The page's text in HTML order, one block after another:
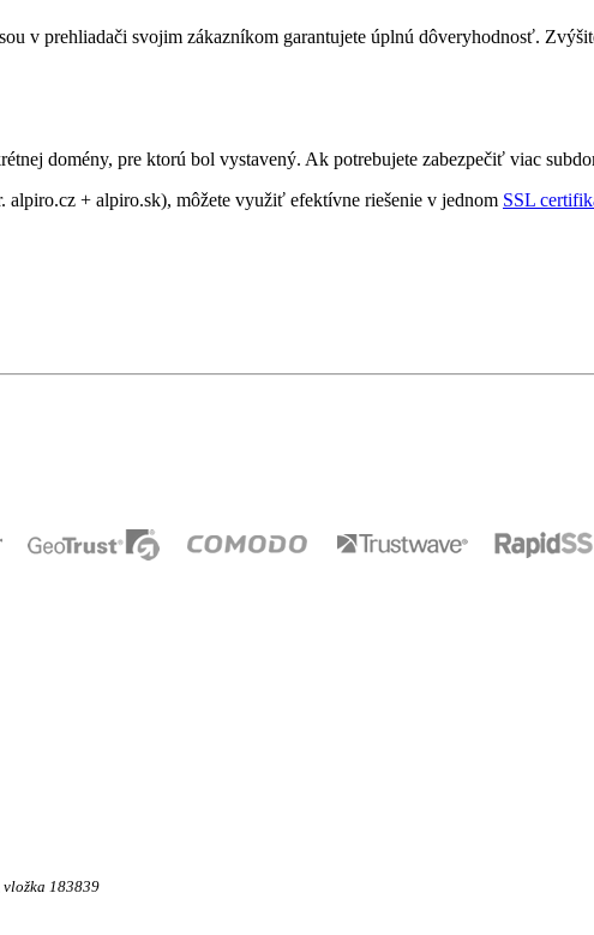
v prehliadači svojim zákazníkom garantujete úplnú dôveryhodnosť.
domény, pre ktorú bol vystavený. Ak potrebujete zabezpečiť viac
+ alpiro.sk), môžete využiť efektívne riešenie v jednom SSL
vložka 183839